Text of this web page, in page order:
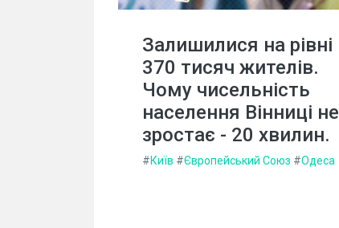
Залишилися на рівні
370 тисяч жителів.
Чому чисельність
населення Вінниці не
зростає - 20 хвилин.
#Київ #Європейський Союз #Одеса